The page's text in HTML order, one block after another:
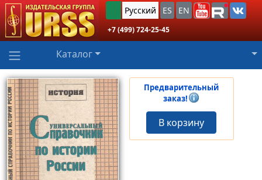
Русский ES EN
+7 (499) 724-25-45
Каталог
Предварительный
заказ!
В корзину